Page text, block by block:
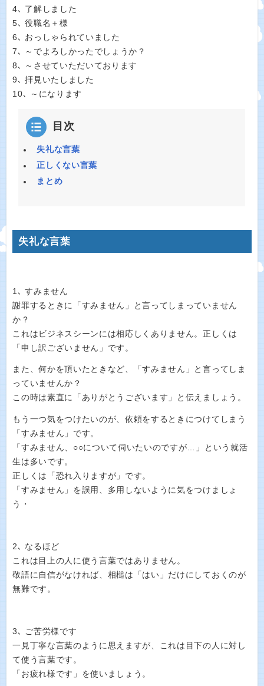
4､ 了解しました
5､ 役職名＋様
6､ おっしゃられていました
7､ ～でよろしかったでしょうか？
8､ ～させていただいております
9､ 拝見いたしました
10､ ～になります
目次
失礼な言葉
正しくない言葉
まとめ
失礼な言葉
1､ すみません
謝罪するときに「すみません」と言ってしまっていません
か？
これはビジネスシーンには相応しくありません。正しくは
「申し訳ございません」です。
また、何かを頂いたときなど、「すみません」と言ってしま
っていませんか？
この時は素直に「ありがとうございます」と伝えましょう。
もう一つ気をつけたいのが、依頼をするときにつけてしまう
「すみません」です。
「すみません、○○について伺いたいのですが…」という就活
生は多いです。
正しくは「恐れ入りますが」です。
「すみません」を誤用、多用しないように気をつけましょ
う・
2､ なるほど
これは目上の人に使う言葉ではありません。
敬語に自信がなければ、相槌は「はい」だけにしておくのが
無難です。
3､ ご苦労様です
一見丁寧な言葉のように思えますが、これは目下の人に対し
て使う言葉です。
「お疲れ様です」を使いましょう。